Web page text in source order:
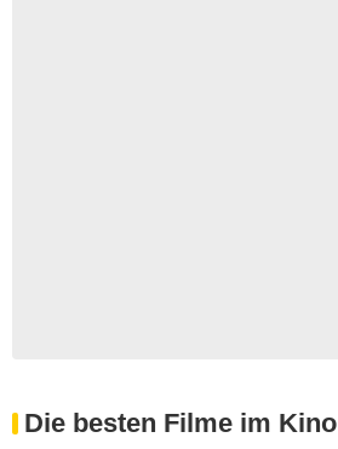
Die besten Filme im Kino